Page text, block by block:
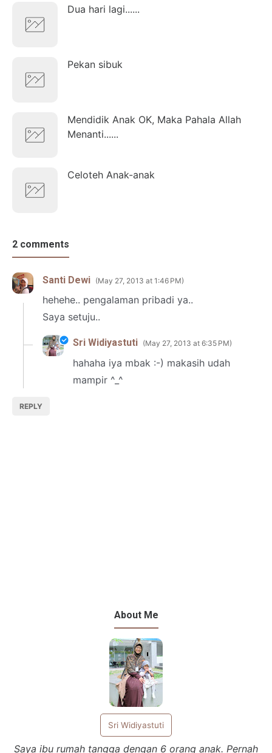
Dua hari lagi......
Pekan sibuk
Mendidik Anak OK, Maka Pahala Allah
Menanti......
Celoteh Anak-anak
2 comments
Santi Dewi May 27, 2013 at 1:46 PM
hehehe.. pengalaman pribadi ya..
Saya setuju..
REPLY
Sri Widiyastuti May 27, 2013 at 6:35 PM
hahaha iya mbak :-) makasih udah
mampir ^_^
About Me
Sri Widiyastuti
Saya ibu rumah tangga dengan 6 orang anak. Pernah